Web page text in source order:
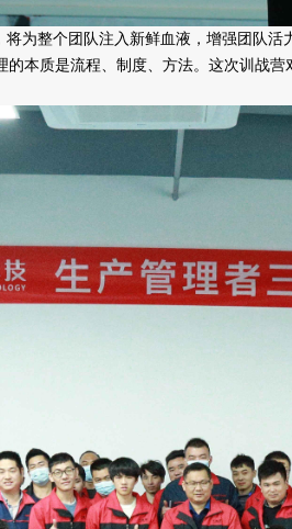
为整个团队注入新鲜血液，增强团队
本质是流程、制度、方法。这次训战